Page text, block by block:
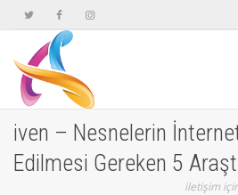
iven – Nesnelerin
Edilmesi Gereken 5
iletişim